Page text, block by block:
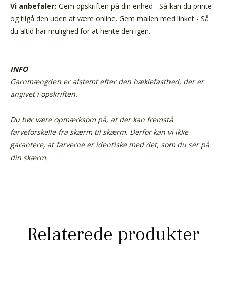
Vi anbefaler: Gem opskriften på din enhed - Så kan du printe
og tilgå den uden at være online. Gem mailen med linket - Så
du altid har mulighed for at hente den igen.
INFO
Garnmængden er afstemt efter den hæklefasthed, der er
angivet i opskriften.
Du bør være opmærksom på, at der kan fremstå
farveforskelle fra skærm til skærm. Derfor kan vi ikke
garantere, at farverne er identiske med det, som du ser på
din skærm.
Relaterede produkter